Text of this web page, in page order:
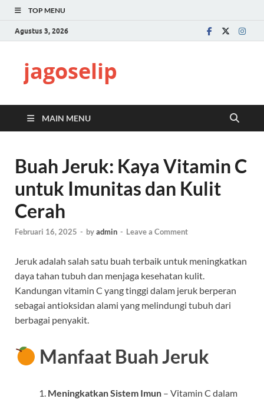
TOP MENU
Agustus 3, 2026
jagoselip
MAIN MENU
Buah Jeruk: Kaya Vitamin C
untuk Imunitas dan Kulit
Cerah
Februari 16, 2025 - byadmin - Leave a Comment
Jeruk adalah salah satu buah terbaik untuk meningkatkan
daya tahan tubuh dan menjaga kesehatan kulit.
Kandungan vitamin C yang tinggi dalam jeruk berperan
sebagai antioksidan alami yang melindungi tubuh dari
berbagai penyakit.
Manfaat Buah Jeruk
Meningkatkan Sistem Imun – Vitamin C dalam